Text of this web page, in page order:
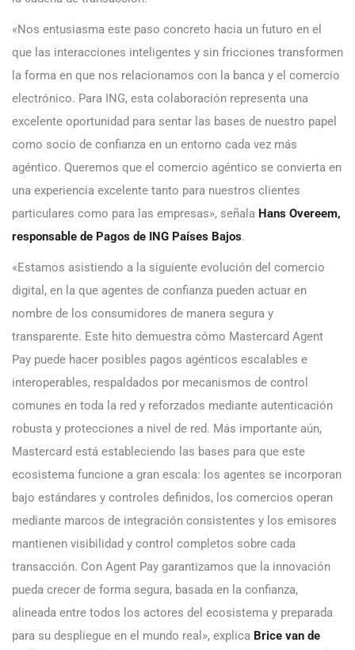
«Nos entusiasma este paso concreto hacia un futuro en el
que las interacciones inteligentes y sin fricciones transformen
la forma en que nos relacionamos con la banca y el comercio
electrónico. Para ING, esta colaboración representa una
excelente oportunidad para sentar las bases de nuestro papel
como socio de confianza en un entorno cada vez más
agéntico. Queremos que el comercio agéntico se convierta en
una experiencia excelente tanto para nuestros clientes
particulares como para las empresas», señala Hans Overeem,
responsable de Pagos de ING Países Bajos.
«Estamos asistiendo a la siguiente evolución del comercio
digital, en la que agentes de confianza pueden actuar en
nombre de los consumidores de manera segura y
transparente. Este hito demuestra cómo Mastercard Agent
Pay puede hacer posibles pagos agénticos escalables e
interoperables, respaldados por mecanismos de control
comunes en toda la red y reforzados mediante autenticación
robusta y protecciones a nivel de red. Más importante aún,
Mastercard está estableciendo las bases para que este
ecosistema funcione a gran escala: los agentes se incorporan
bajo estándares y controles definidos, los comercios operan
mediante marcos de integración consistentes y los emisores
mantienen visibilidad y control completos sobre cada
transacción. Con Agent Pay garantizamos que la innovación
pueda crecer de forma segura, basada en la confianza,
alineada entre todos los actores del ecosistema y preparada
para su despliegue en el mundo real», explica Brice van de